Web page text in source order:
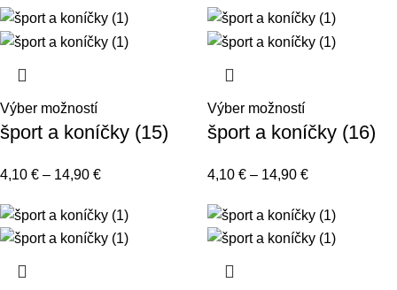
Výber možností
šport a koníčky (15)
4,10 € – 14,90 €
Výber možností
šport a koníčky (16)
4,10 € – 14,90 €